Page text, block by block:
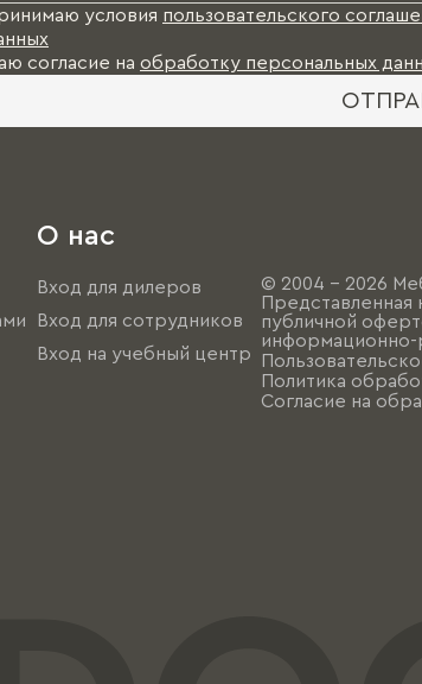
условия пользовательского
согласие на обработку персональных
О нас
Вход для дилеров
Вход для сотрудников
Вход на учебный центр
© 2004 - 2026
Представленная
публичной
информационно-
Политика
Согласие на